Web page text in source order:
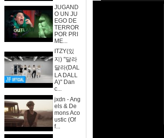
JUGAND
O UN JU
EGO DE
TERROR
POR PRI
ME...
ITZY(있
지) "달라
달라(DAL
LA DALL
A)" Dan
c...
jxdn - Ang
els & De
mons Aco
ustic (Of
f...